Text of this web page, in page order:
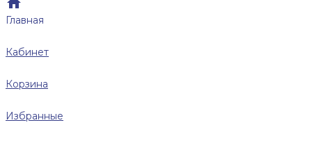
Главная
Кабинет
Корзина
Избранные